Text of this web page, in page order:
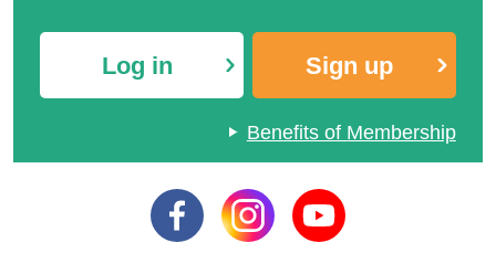
Log in Sign up
Benefits of Membership